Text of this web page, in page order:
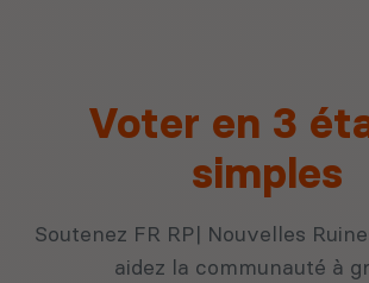
Voter en 3
simples
Soutenez FR RP| Nouvelles
aidez la communauté à